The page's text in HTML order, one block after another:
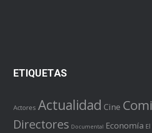
ETIQUETAS
Actores Actualidad Cine
Directores Documental Economía